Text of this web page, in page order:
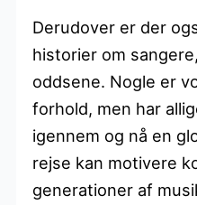
Derudover er der
historier om
oddsene. Nogle er
forhold, men har
igennem og nå en
rejse kan motivere
generationer af